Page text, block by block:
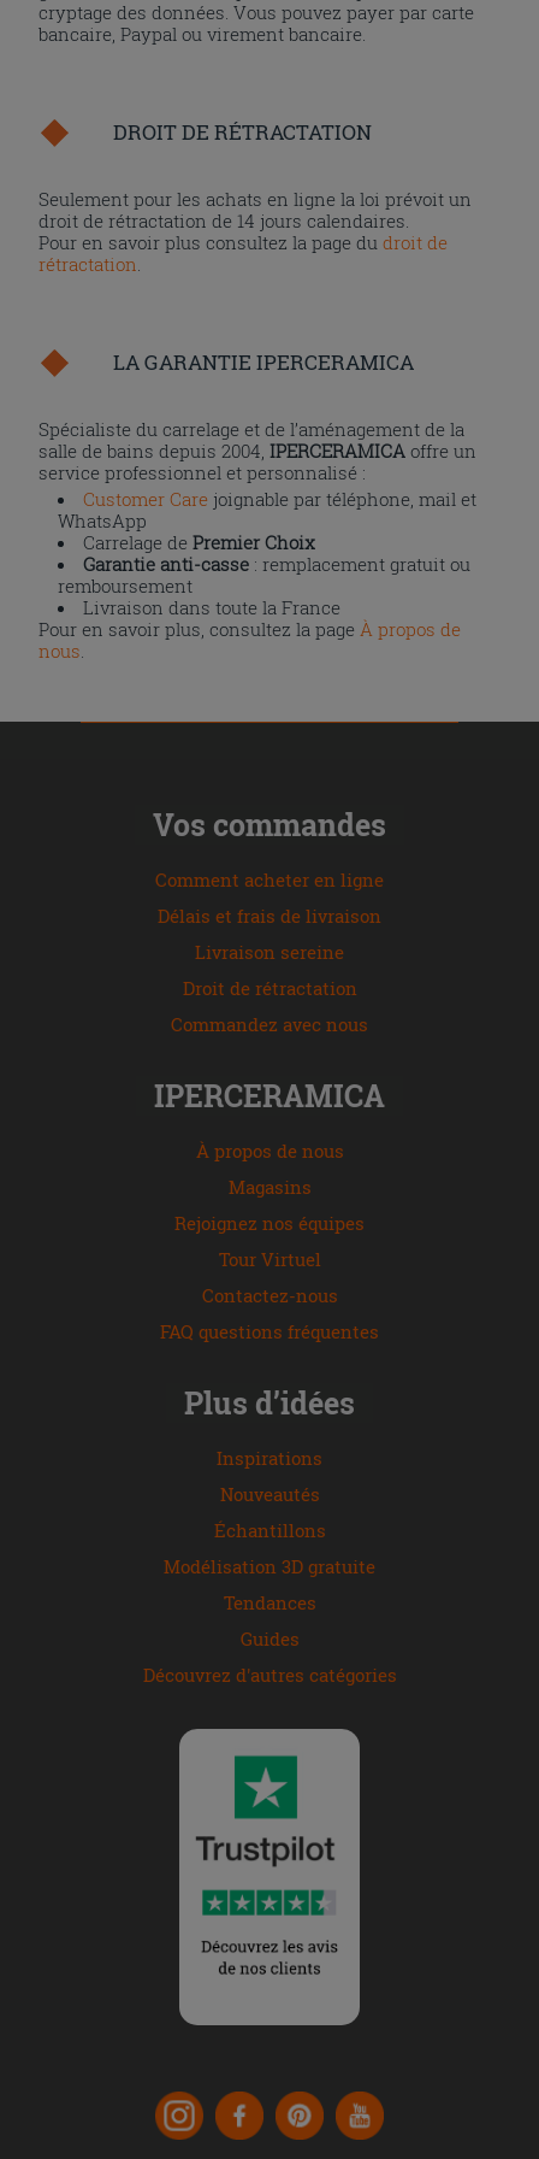
cryptage des données. Vous pouvez payer par carte
bancaire, Paypal ou virement bancaire.
DROIT DE RÉTRACTATION
Seulement pour les achats en ligne la loi prévoit un
droit de rétractation de 14 jours calendaires.
Pour en savoir plus consultez la page dudroit de
rétractation
LA GARANTIE IPERCERAMICA
Spécialiste du carrelage et de l’aménagement de la
salle de bains depuis 2004,IPERCERAMICA offre un
service professionnel et personnalisé :
Customer Care joignable par téléphone, mail et
WhatsApp
Carrelage dePremier Choix
Garantie anti-casse : remplacement gratuit ou
remboursement
Livraison dans toute la France
Pour en savoir plus, consultez la page À propos de
nous
Vos commandes
Comment acheter en ligne
Délais et frais de livraison
Livraison sereine
Droit de rétractation
Commandez avec nous
IPERCERAMICA
À propos de nous
Magasins
Rejoignez nos équipes
Tour Virtuel
Contactez-nous
FAQ questions fréquentes
Plus d’idées
Inspirations
Nouveautés
Échantillons
Modélisation 3D gratuite
Tendances
Guides
Découvrez d'autres catégories